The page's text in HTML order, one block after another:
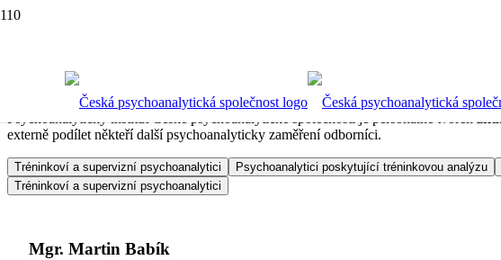
Tréninkoví, supervizní a vyučující psychoanalytici
externě podílet někteří další psychoanalyticky zaměření odborníci.
Tréninkoví a supervizní psychoanalytici Psychoanalytici poskytující tréninkovou analýzu
Tréninkoví a supervizní psychoanalytici
Mgr. Martin Babík